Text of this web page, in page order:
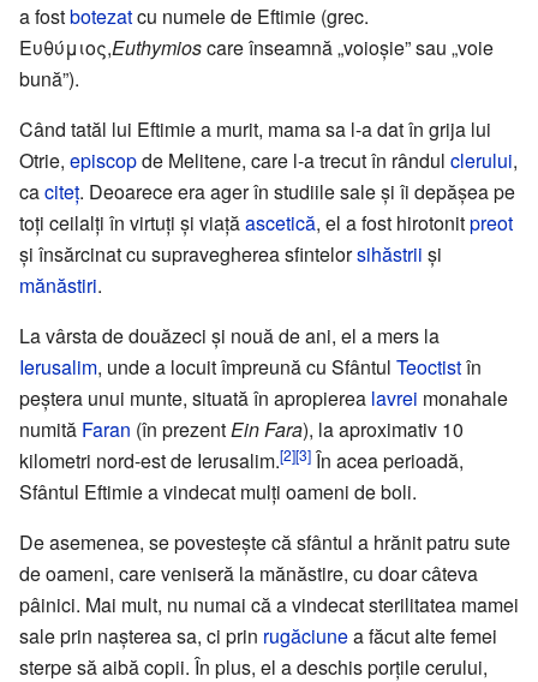
a fostbotezatcu numele de Eftimie (grec.
Ευθύμιος,Euthymioscare înseamnă „voioșie” sau „voie
bună”).
Când tatăl lui Eftimie a murit, mama sa l-a dat în grija lui
Otrie, episcopde Melitene, care l-a trecut în rândul clerului,
caciteț. Deoarece era ager în studiile sale și îi depășea pe
toți ceilalți în virtuți și viațăascetică, el a fost hirotonitpreot
și însărcinat cu supravegherea sfintelorsihăstrii și
mănăstiri.
La vârsta de douăzeci și nouă de ani, el a mers la
Ierusalim, unde a locuit împreună cu Sfântul Teoctistîn
peștera unui munte, situată în apropierea lavrei monahale
numită Faran (în prezentEin Fara), la aproximativ 10
kilometri nord-est de Ierusalim.[2][3] În acea perioadă,
Sfântul Eftimie a vindecat mulți oameni de boli.
De asemenea, se povestește că sfântul a hrănit patru sute
de oameni, care veniseră la mănăstire, cu doar câteva
pâinici. Mai mult, nu numai că a vindecat sterilitatea mamei
sale prin nașterea sa, ci prin rugăciunea făcut alte femei
sterpe să aibă copii. În plus, el a deschis porțile cerului,